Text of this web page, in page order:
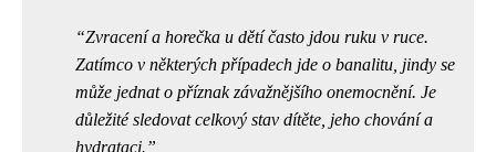
Zvracení a horečka u dětí často jdou ruku v ruce.
Zatímco v některých případech jde o banalitu, jindy se
může jednat o příznak závažnějšího onemocnění. Je
důležité sledovat celkový stav dítěte, jeho chování a
hydrataci.